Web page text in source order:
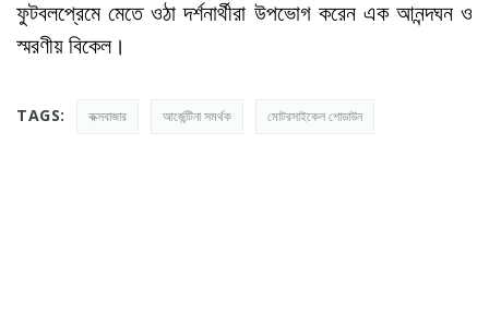
ফুটবলপ্রেমে মেতে ওঠা দর্শনার্থীরা উপভোগ করেন এক আনন্দঘন ও
স্মরণীয় বিকেল।
TAGS: কক্সবাজার আর্জেন্টিনা সমর্থক মোটরসাইকেল শোডাউন